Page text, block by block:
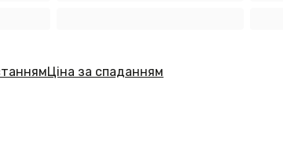
Ціна за спаданням